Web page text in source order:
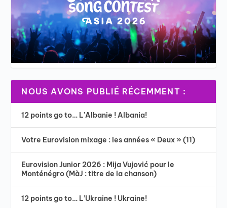
NOUS AVONS PUBLIÉ RÉCEMMENT :
12 points go to… L’Albanie ! Albania!
Votre Eurovision mixage : les années « Deux » (11)
Eurovision Junior 2026 : Mija Vujović pour le
Monténégro (MàJ : titre de la chanson)
12 points go to… L’Ukraine ! Ukraine!